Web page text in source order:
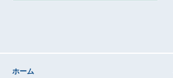
ホーム